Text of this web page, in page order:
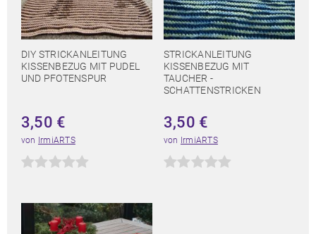
DIY STRICKANLEITUNG
KISSENBEZUG MIT PUDEL
UND PFOTENSPUR
3,50 €
von IrmiARTS
STRICKANLEITUNG
KISSENBEZUG MIT
TAUCHER -
SCHATTENSTRICKEN
3,50 €
von IrmiARTS